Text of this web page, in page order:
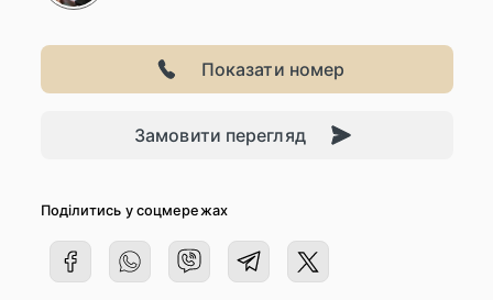
Показати номер
Замовити перегляд
Поділитись у соцмережах